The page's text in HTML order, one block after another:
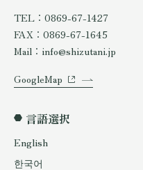
TEL：0869-67-1427
FAX：0869-67-1645
Mail：info@shizutani.jp
GoogleMap
言語選択
English
한국어